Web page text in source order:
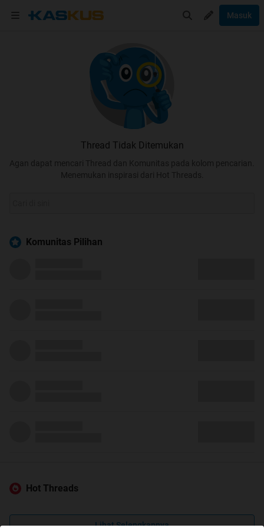
Masuk
Thread Tidak Ditemukan
Agan dapat mencari Thread dan Komunitas pada kolom pencarian.
Menemukan inspirasi dari Hot Threads.
Komunitas Pilihan
Hot Threads
Lihat Selengkapnya